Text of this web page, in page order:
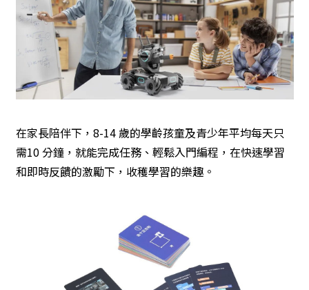
在家長陪伴下，8-14 歲的學齡孩童及青少年平均每天只
需10 分鐘，就能完成任務、輕鬆入門編程，在快速學習
和即時反饋的激勵下，收穫學習的樂趣。